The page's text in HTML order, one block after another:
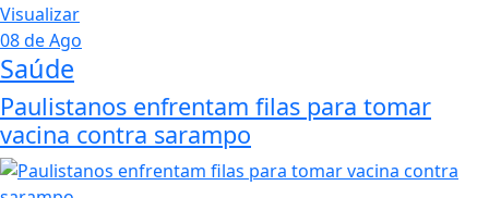
Visualizar
08 de Ago
Saúde
Paulistanos enfrentam filas para tomar
vacina contra sarampo